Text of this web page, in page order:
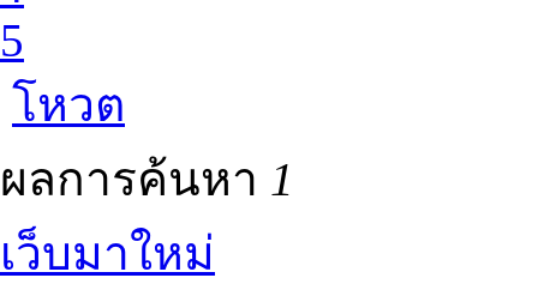
5
โหวต
ผลการค้นหา 1
เว็บมาใหม่